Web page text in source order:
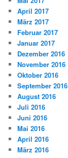
April 2017
März 2017
Februar 2017
Januar 2017
Dezember 2016
November 2016
Oktober 2016
September 2016
August 2016
Juli 2016
Juni 2016
Mai 2016
April 2016
März 2016